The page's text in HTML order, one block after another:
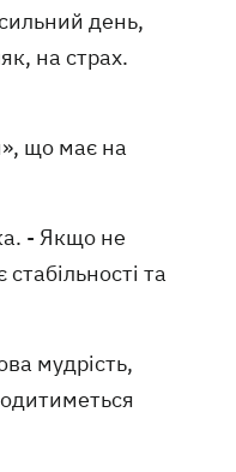
день,
на страх.
що має на
- Якщо не
та
мудрість,